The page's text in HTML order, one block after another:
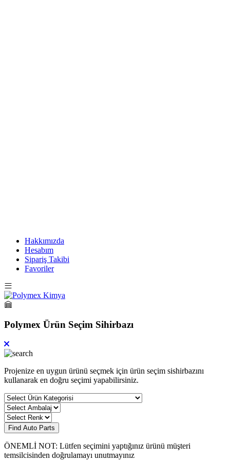
Hakkımızda
Hesabım
Sipariş Takibi
Favoriler
Polymex Ürün Seçim Sihirbazı
Projenize en uygun ürünü seçmek için ürün seçim sishirbazını
kullanarak en doğru seçimi yapabilirsiniz.
Find Auto Parts
ÖNEMLİ NOT: Lütfen seçimini yaptığınız ürünü müşteri
temsilcisinden doğrulamayı unutmayınız